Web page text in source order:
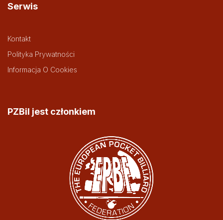
Serwis
Kontakt
Polityka Prywatności
Informacja O Cookies
PZBil jest członkiem